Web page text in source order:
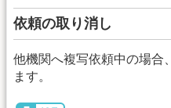
依頼の取り消し
他機関へ複写依頼中の場合
ます。